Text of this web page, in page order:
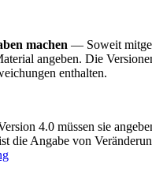
machen — Soweit
angeben. Die
enthalten.
4.0 müssen sie
die Angabe von